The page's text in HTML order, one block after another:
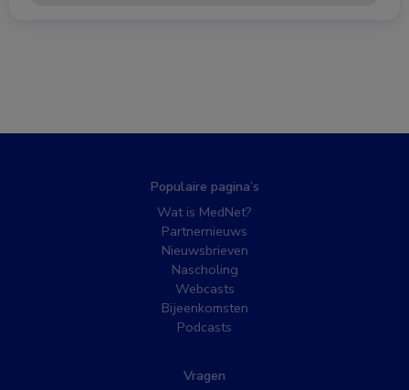
Populaire pagina’s
Wat is MedNet?
Partnernieuws
Nieuwsbrieven
Nascholing
Webcasts
Bijeenkomsten
Podcasts
Vragen